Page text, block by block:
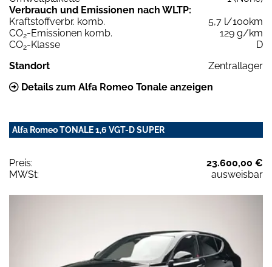
Verbrauch und Emissionen nach WLTP:
Kraftstoffverbr. komb.
5,7 l/100km
CO2-Emissionen komb.
129 g/km
CO2-Klasse
D
Standort
Zentrallager
Details zum Alfa Romeo Tonale anzeigen
Alfa Romeo TONALE 1,6 VGT-D SUPER
Preis:
23.600,00 €
MWSt:
ausweisbar